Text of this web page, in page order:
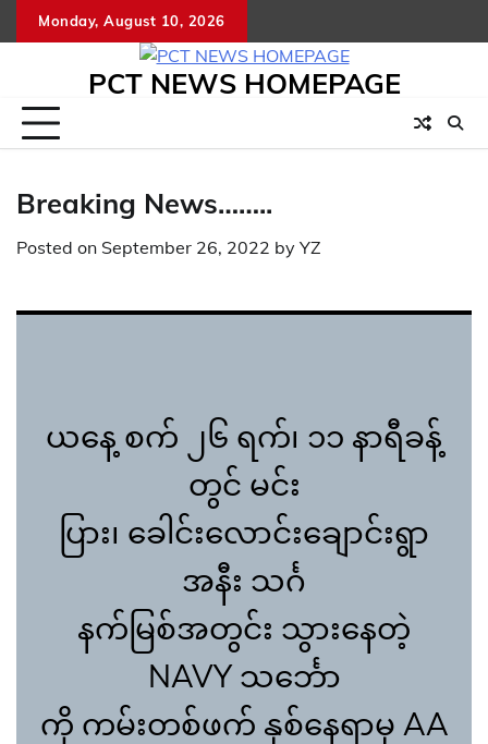
to
Monday, August 10, 2026
PCT NEWS HOMEPAGE
Breaking News……..
Posted on September 26, 2022 by YZ
ယနေ့ စက် ၂၆ ရက်၊ ၁၁ နာရီခန့်
တွင် မင်း
ပြား၊ ခေါင်းလောင်းချောင်းရွာ
အနီး သင်္ဂ
နက်မြစ်အတွင်း သွားနေတဲ့
NAVY သင်္ဘော
ကို ကမ်းတစ်ဖက် နှစ်နေရာမှ AA